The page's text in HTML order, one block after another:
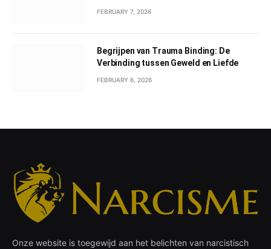
FEBRUARY 7, 2026
Begrijpen van Trauma Binding: De
Verbinding tussen Geweld en Liefde
FEBRUARY 6, 2026
Onze website is toegewijd aan het belichten van narcistisch